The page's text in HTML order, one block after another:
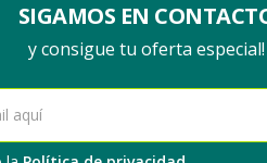
SIGAMOS EN
y consigue tu oferta especial!